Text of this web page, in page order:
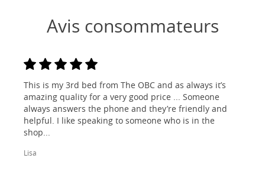
Avis consommateurs
This is my 3rd bed from The OBC and as always it’s
amazing quality for a very good price ... Someone
always answers the phone and they’re friendly and
helpful. I like speaking to someone who is in the
shop...
Lisa